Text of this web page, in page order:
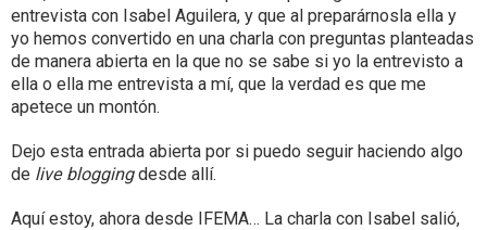
entrevista con Isabel Aguilera, y que al preparárnosla ella y
yo hemos convertido en una charla con preguntas planteadas
de manera abierta en la que no se sabe si yo la entrevisto a
ella o ella me entrevista a mí, que la verdad es que me
apetece un montón.
Dejo esta entrada abierta por si puedo seguir haciendo algo
de live bloggingdesde allí.
Aquí estoy, ahora desde IFEMA… La charla con Isabel salió,